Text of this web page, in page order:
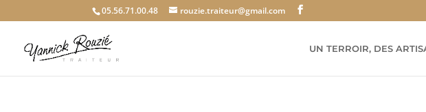
05.56.71.00.48 rouzie.traiteur@gmail.com
UN TERROIR, DES